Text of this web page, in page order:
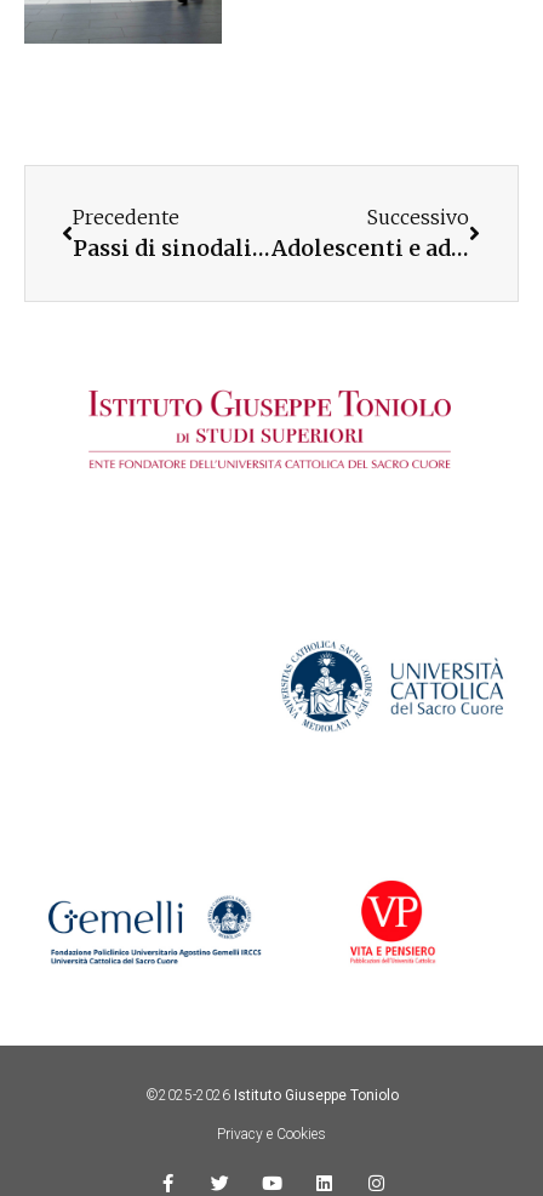
Precedente
Passi di sinodalità in diocesi di Otranto
Successivo
Adolescenti e adulti in dialogo: una ricerca nelle valli friulane
©2025-2026 Istituto Giuseppe Toniolo
Privacy e Cookies